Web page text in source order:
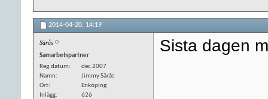
2014-04-20, 14:19
Särås
Samarbetspartner
Reg.datum
dec 2007
Namn
Jimmy Särås
Ort
Enköping
Inlägg
626
Sista dagen